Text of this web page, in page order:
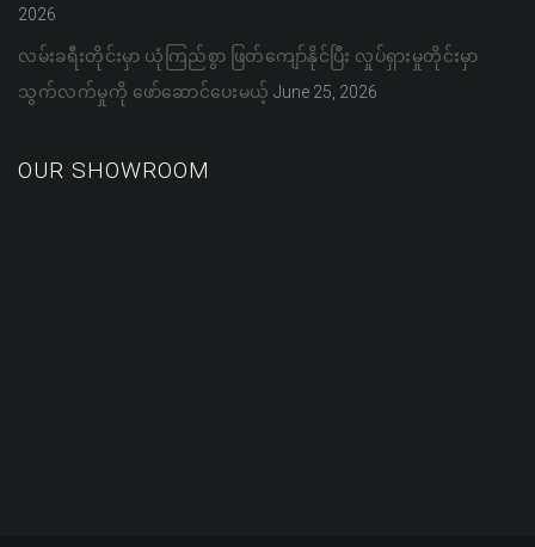
2026
လမ်းခရီးတိုင်းမှာ ယုံကြည်စွာ ဖြတ်ကျော်နိုင်ပြီး လှုပ်ရှားမှုတိုင်းမှာ
သွက်လက်မှုကို ဖော်ဆောင်ပေးမယ့် June 25, 2026
OUR SHOWROOM